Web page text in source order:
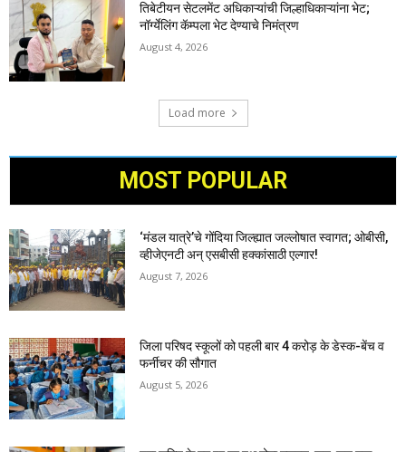
तिबेटीयन सेटलमेंट अधिकाऱ्यांची जिल्हाधिकाऱ्यांना भेट;
नॉर्ग्येलिंग कॅम्पला भेट देण्याचे निमंत्रण
August 4, 2026
Load more
MOST POPULAR
‘मंडल यात्रे’चे गोंदिया जिल्ह्यात जल्लोषात स्वागत; ओबीसी,
व्हीजेएनटी अन् एसबीसी हक्कांसाठी एल्गार!
August 7, 2026
जिला परिषद स्कूलों को पहली बार 4 करोड़ के डेस्क-बेंच व
फर्नीचर की सौगात
August 5, 2026